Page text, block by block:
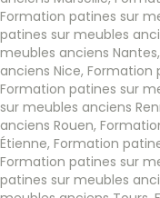
Formation patines sur
patines sur meubles
meubles anciens Nantes,
anciens Nice, Formation
Formation patines sur
sur meubles anciens
anciens Rouen,
Étienne, Formation
Formation patines sur
patines sur meubles